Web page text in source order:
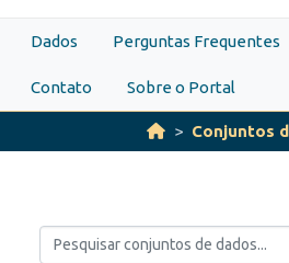
Dados Perguntas Frequentes
Contato Sobre o Portal
Conjuntos